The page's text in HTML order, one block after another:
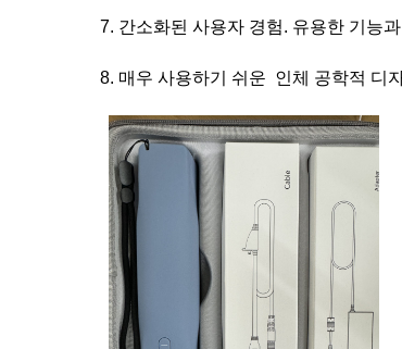
7. 간소화된 사용자 경험. 유용한 기능
8. 매우 사용하기 쉬운 인체 공학적 디